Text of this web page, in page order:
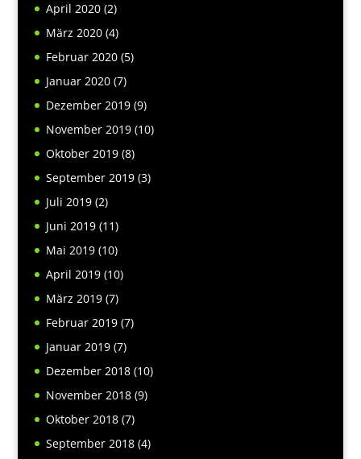
April 2020(2)
März 2020(4)
Februar 2020(5)
Januar 2020(7)
Dezember 2019(9)
November 2019(10)
Oktober 2019(8)
September 2019(3)
Juli 2019(2)
Juni 2019(11)
Mai 2019(10)
April 2019(10)
März 2019(7)
Februar 2019(7)
Januar 2019(7)
Dezember 2018(10)
November 2018(9)
Oktober 2018(7)
September 2018(4)